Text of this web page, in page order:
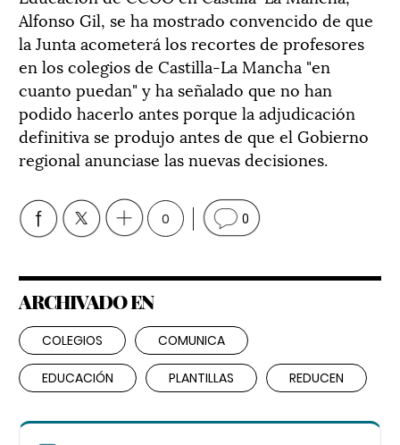
Alfonso Gil, se ha mostrado convencido de que
la Junta acometerá los recortes de profesores
en los colegios de Castilla-La Mancha "en
cuanto puedan" y ha señalado que no han
podido hacerlo antes porque la adjudicación
definitiva se produjo antes de que el Gobierno
regional anunciase las nuevas decisiones.
0 0
ARCHIVADO EN
COLEGIOS COMUNICA
EDUCACIÓN PLANTILLAS REDUCEN